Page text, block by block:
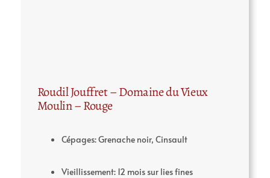
Roudil Jouffret – Domaine du Vieux
Moulin – Rouge
Cépages: Grenache noir, Cinsault
Vieillissement: 12 mois sur lies fines